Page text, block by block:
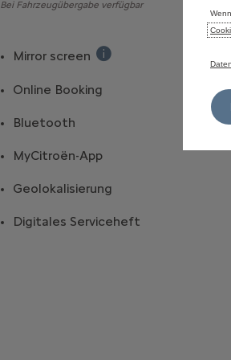
Bei Fahrzeugübergabe verfügbar
Mirror screen
Anzeige kompatibler
Online Booking
Bluetooth
MyCitroën-App
Geolokalisierung
Digitales Serviceheft